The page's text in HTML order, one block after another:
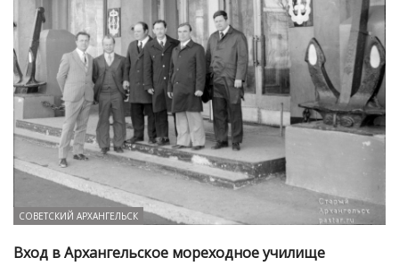
СОВЕТСКИЙ АРХАНГЕЛЬСК
Вход в Архангельское мореходное училище